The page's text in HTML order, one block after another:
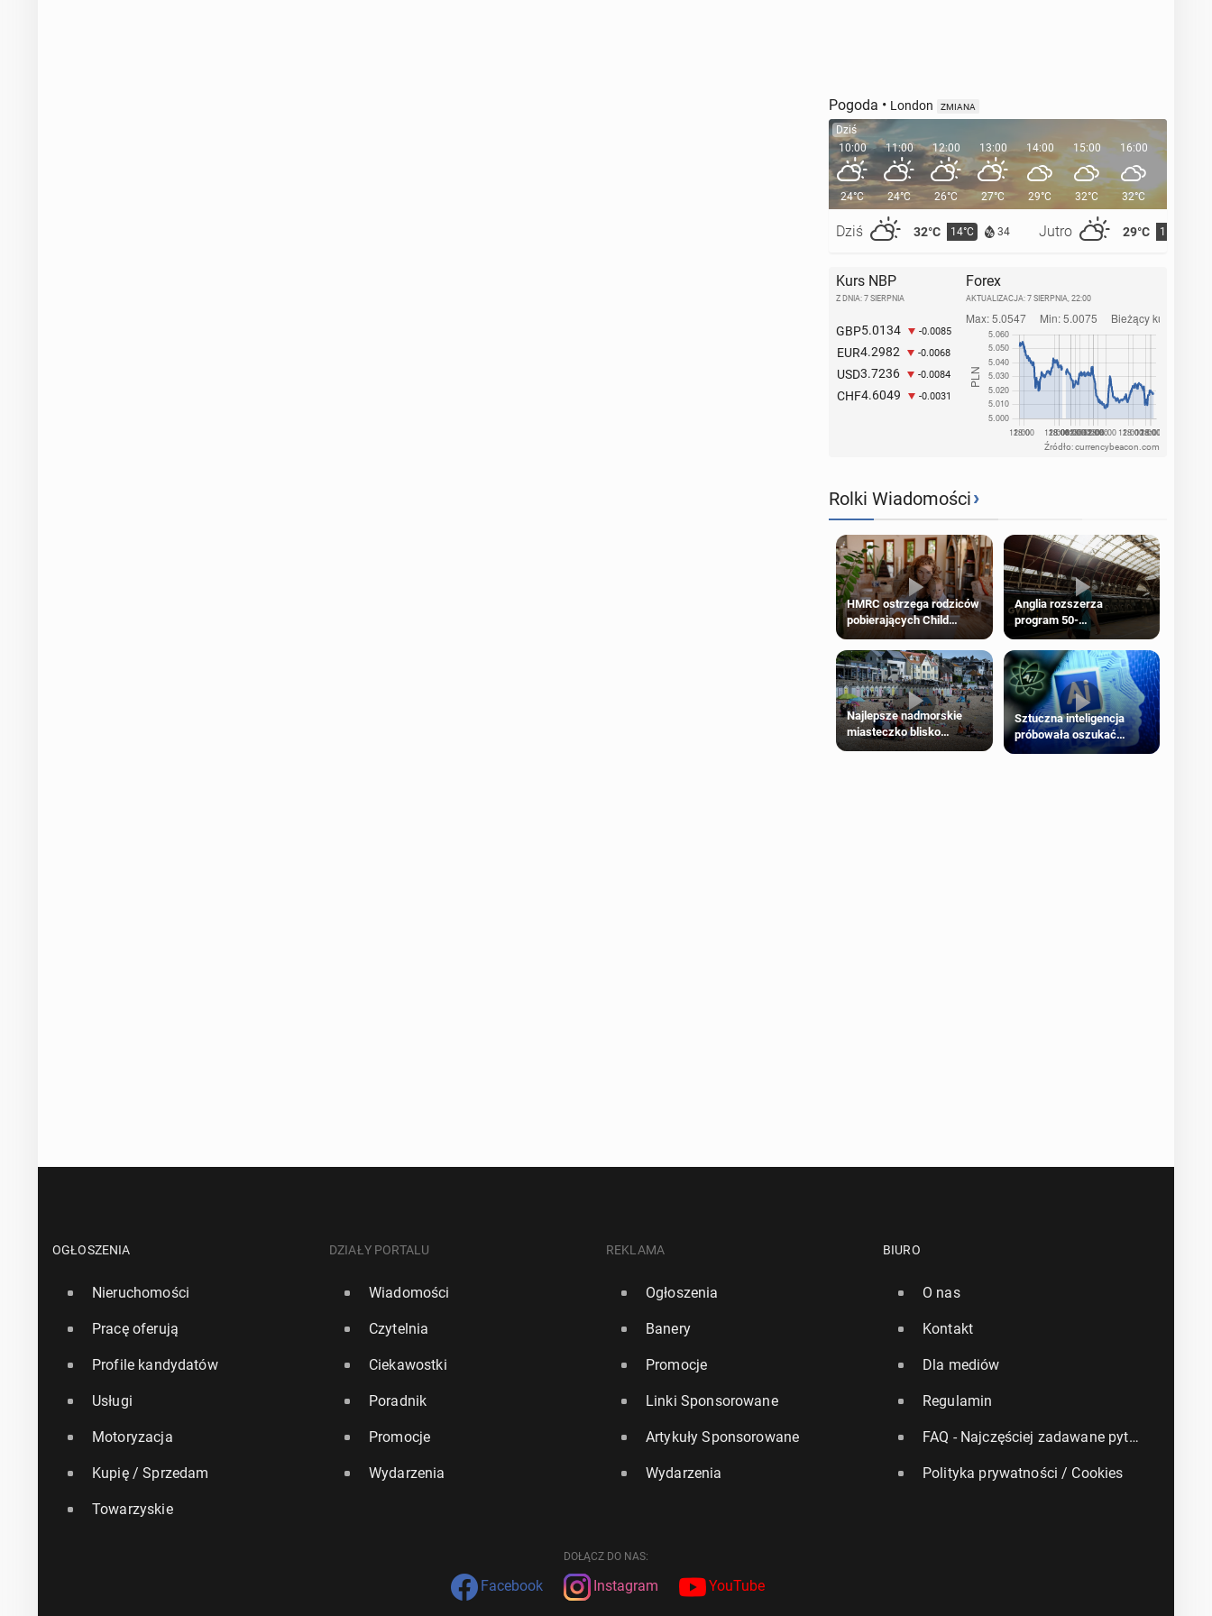
Pogoda • London ZMIANA
Dziś
10:00
24°C
Dziś 32°C 14°C 34 Jutro 29°C 15°C
11:00
24°C
12:00
26°C
13:00
27°C
14:00
29°C
15:00
32°C
16:00
32°C
17:00
Kurs NBP
Z DNIA: 7 SIERPNIA
GBP5.0134 -0.0085
EUR4.2982 -0.0068
USD3.7236 -0.0084
CHF4.6049 -0.0031
Forex
AKTUALIZACJA: 7 SIERPNIA, 22:00
Źródło: currencybeacon.com
Rolki Wiadomości›
HMRC ostrzega rodziców
pobierających Child
Benefit. Mogą być
zobowiązani do zwrotu
zasiłku
Anglia rozszerza
program 50-
procentowych zniżek
kolejowych na 18-latków
Najlepsze nadmorskie
miasteczko blisko
Sztuczna inteligencja
próbowała oszukać
człowieka
OGŁOSZENIA
Nieruchomości
Pracę oferują
Profile kandydatów
Usługi
Motoryzacja
Kupię / Sprzedam
Towarzyskie
DZIAŁY PORTALU
Wiadomości
Czytelnia
Ciekawostki
Poradnik
Promocje
Wydarzenia
REKLAMA
Ogłoszenia
Banery
Promocje
Linki Sponsorowane
Artykuły Sponsorowane
Wydarzenia
BIURO
O nas
Kontakt
Dla mediów
Regulamin
FAQ - Najczęściej zadawane pytania
Polityka prywatności / Cookies
DOŁĄCZ DO NAS:
Facebook Instagram YouTube